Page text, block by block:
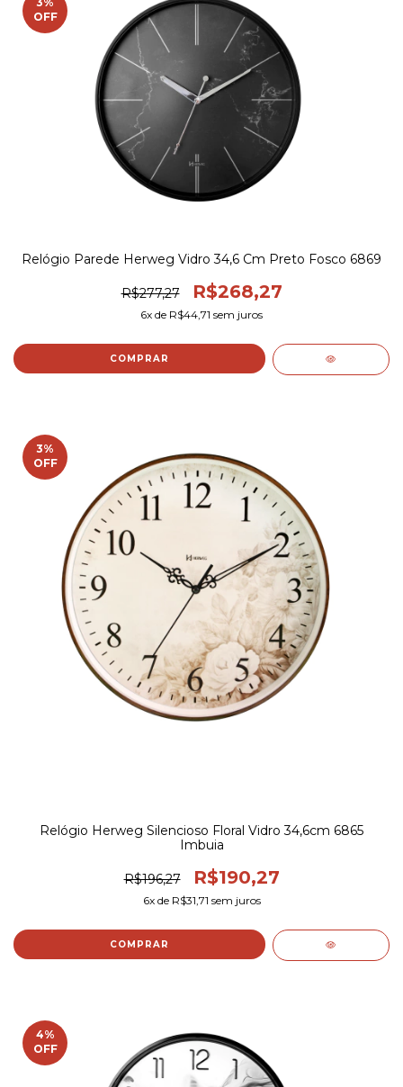
OFF
Relógio Parede Herweg Vidro 34,6 Cm Preto Fosco 6869
R$277,27 R$268,27
6x de R$44,71 sem juros
3%
OFF
Relógio Herweg Silencioso Floral Vidro 34,6cm 6865
Imbuia
R$196,27 R$190,27
6x de R$31,71 sem juros
4%
OFF